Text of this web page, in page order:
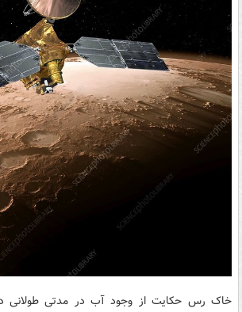
خاک رس حکایت از وجود آب در مدتی طولانی